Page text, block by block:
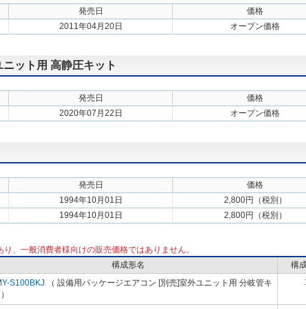
発売日
価格
2011年04月20日 オープン価格
ット用 高静圧キット
発売日
価格
2020年07月22日 オープン価格
発売日
価格
1994年10月01日
2,800円（税別）
1994年10月01日 2,800円（税別）
、一般消費者様向けの販売価格ではありません。
構成形名
構
S100BKJ （ 設備用パッケージエアコン [別売]室外ユニット用 分岐管キ